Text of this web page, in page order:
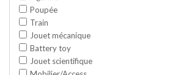
Poupée
Train
Jouet mécanique
Battery toy
Jouet scientifique